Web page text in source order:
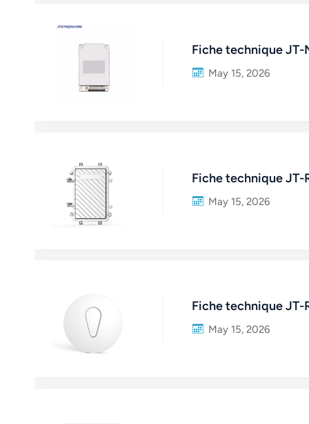
Fiche technique JT-
May 15, 2026
Fiche technique JT-
May 15, 2026
Fiche technique JT-
May 15, 2026